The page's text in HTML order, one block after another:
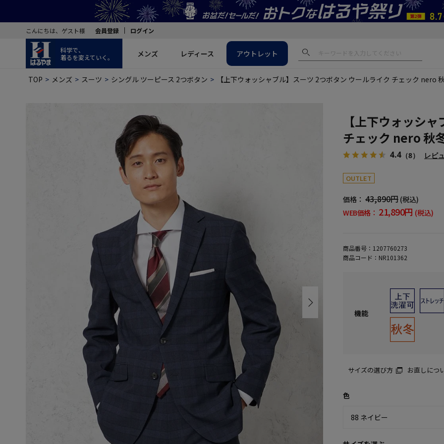
こんにちは、ゲスト様 会員登録 ログイン
科学で、
着るを変えていく。
メンズ レディース アウトレット
TOP メンズ スーツ シングル ツーピース 2つボタン 【上下ウォッシャブル】スーツ 2つボタン ウールライク チェック nero
【上下ウォッシ
チェック nero 秋
4.4 （8） レビ
OUTLET
価格： 43,890円 (税込)
WEB価格： 21,890円 (税込)
商品番号： 1207760273
商品コード： NR101362
機能
サイズの選び方 お直しにつ
色